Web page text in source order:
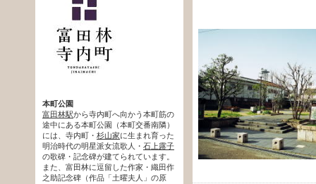
本町公園
富田林駅から寺内町へ向かう本町筋の
途中にある本町公園（本町交番南隣）
には、寺内町・ 杉山家に生まれ育った
明治時代の明星派女流歌人・ 石上露子
の歌碑・記念碑が建てられています。
また、富田林に逗留した作家・織田作
之助記念碑（作品「土曜夫人」の原